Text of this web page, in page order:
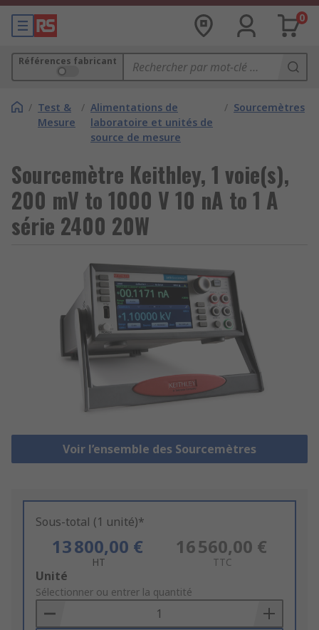
0
Références fabricant
/ Test &
Mesure
/ Alimentations de
laboratoire et unités de
source de mesure
/ Sourcemètres
Sourcemètre Keithley, 1 voie(s),
200 mV to 1000 V 10 nA to 1 A
série 2400 20W
Voir l’ensemble des Sourcemètres
Sous-total (1 unité)*
13 800,00 €
HT
16 560,00 €
TTC
Add
to
Basket
Unité
Sélectionner ou entrer la quantité